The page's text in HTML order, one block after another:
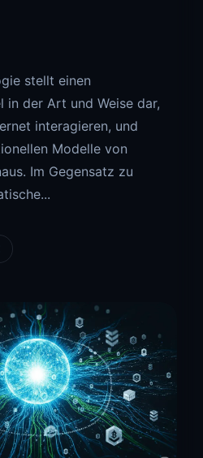
stellt einen
in der Art und Weise dar,
interagieren, und
Modelle von
Im Gegensatz zu